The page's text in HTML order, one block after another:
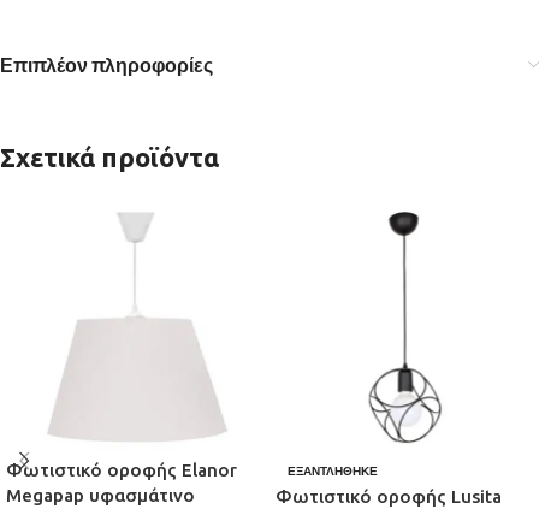
Επιπλέον πληροφορίες
Σχετικά προϊόντα
Φωτιστικό οροφής Elanor
Megapap υφασμάτινο
ΕΞΑΝΤΛΉΘΗΚΕ
Φωτιστικό οροφής Lusita